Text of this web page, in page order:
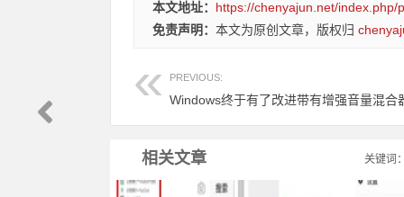
本文地址： https://chenyajun.net/index.php/
免责声明： 本文为原创文章，版权归
PREVIOUS:
相关文章 关键词